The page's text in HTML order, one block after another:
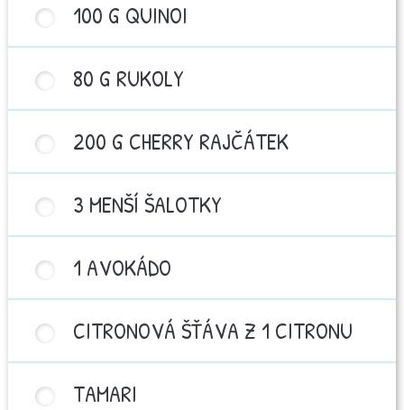
100 G QUINOI
80 G RUKOLY
200 G CHERRY RAJČÁTEK
3 MENŠÍ ŠALOTKY
1 AVOKÁDO
CITRONOVÁ ŠŤÁVA Z 1 CITRONU
TAMARI